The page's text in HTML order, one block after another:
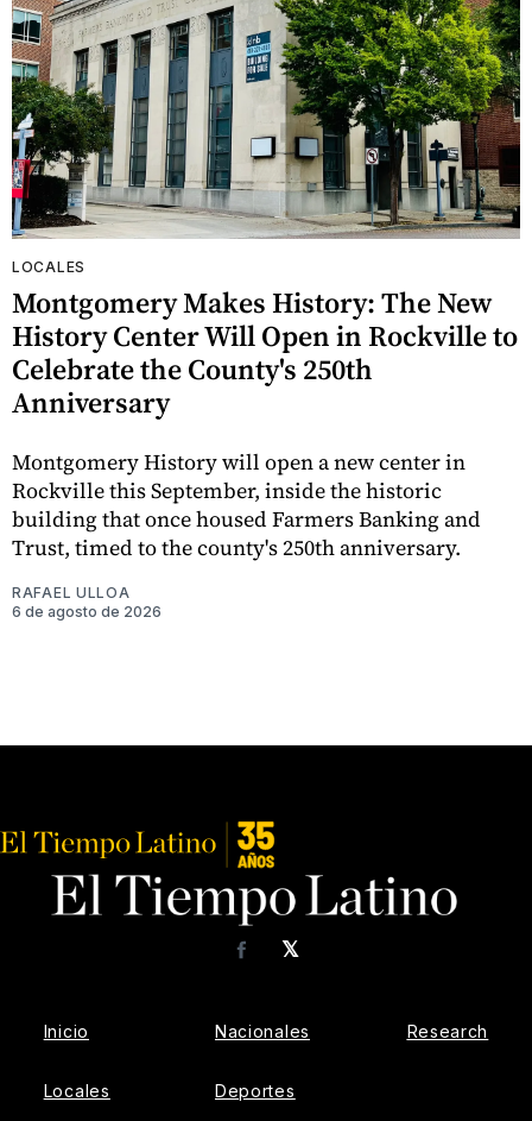
LOCALES
Montgomery Makes History: The New
History Center Will Open in Rockville to
Celebrate the County's 250th
Anniversary
Montgomery History will open a new center in
Rockville this September, inside the historic
building that once housed Farmers Banking and
Trust, timed to the county's 250th anniversary.
RAFAEL ULLOA
6 de agosto de 2026
𝕏
Facebook
Inicio
Locales
Nacionales
Deportes
Research